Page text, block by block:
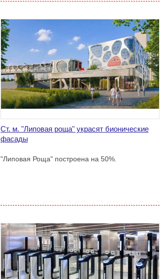
Ст. м. "Липовая роща" украсят бионические
фасады
"Липовая Роща" построена на 50%.